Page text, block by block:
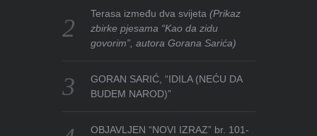
Terasa između dva svijeta(Prikaz
zbirke pjesama “Kao da zidu
govorim”, autora Gorana Sarića)
GORAN SARIĆ, “IDILA (NEĆU DA
BUDEM NAROD)”
OBJAVLJEN “NOVI IZRAZ” br. 101-